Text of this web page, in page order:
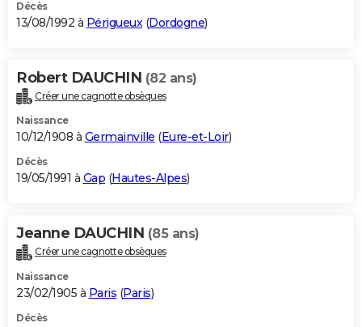
Décès
13/08/1992 à Périgueux (Dordogne)
Robert DAUCHIN (82 ans)
Créer une cagnotte obsèques
Naissance
10/12/1908 à Germainville (Eure-et-Loir)
Décès
19/05/1991 à Gap (Hautes-Alpes)
Jeanne DAUCHIN (85 ans)
Créer une cagnotte obsèques
Naissance
23/02/1905 à Paris (Paris)
Décès